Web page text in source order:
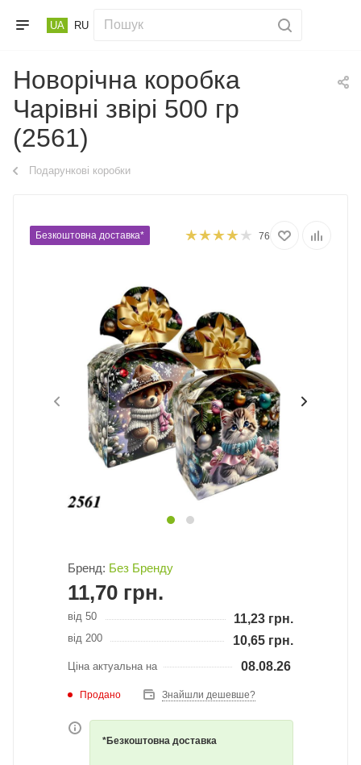
UA RU
Новорічна коробка
Чарівні звірі 500 гр
(2561)
Подарункові коробки
Безкоштовна доставка* 76
Бренд: Без Бренду
11,70 грн.
від 50 11,23 грн.
від 200 10,65 грн.
Ціна актуальна на 08.08.26
Продано Знайшли дешевше?
*Безкоштовна доставка